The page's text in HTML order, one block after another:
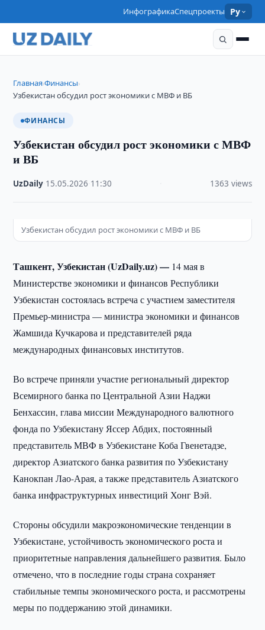
ИнфографикаСпецпроекты Ру
Главная›Финансы›
Узбекистан обсудил рост экономики с МВФ и ВБ
ФИНАНСЫ
Узбекистан обсудил рост экономики с МВФ
и ВБ
UzDaily 15.05.2026 11:30 1363 views
Узбекистан обсудил рост экономики с МВФ и ВБ
Ташкент, Узбекистан (UzDaily.uz) — 14 мая в
Министерстве экономики и финансов Республики
Узбекистан состоялась встреча с участием заместителя
Премьер-министра — министра экономики и финансов
Жамшида Кучкарова и представителей ряда
международных финансовых институтов.
Во встрече приняли участие региональный директор
Всемирного банка по Центральной Азии Наджи
Бенхассин, глава миссии Международного валютного
фонда по Узбекистану Яссер Абдих, постоянный
представитель МВФ в Узбекистане Коба Гвенетадзе,
директор Азиатского банка развития по Узбекистану
Канокпан Лао-Арая, а также представитель Азиатского
банка инфраструктурных инвестиций Хонг Вэй.
Стороны обсудили макроэкономические тенденции в
Узбекистане, устойчивость экономического роста и
приоритетные направления дальнейшего развития. Было
отмечено, что в последние годы страна сохраняет
стабильные темпы экономического роста, и рассмотрены
меры по поддержанию этой динамики.